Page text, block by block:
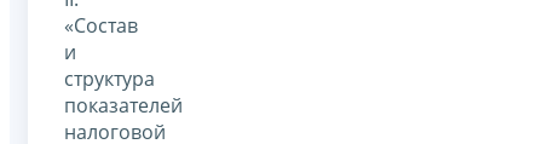
«Состав
и
структура
показателей
налоговой